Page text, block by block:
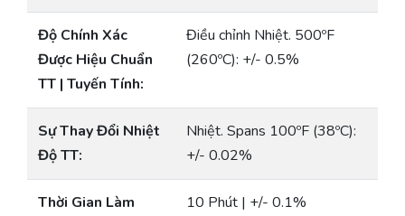
Độ Chính Xác
Được Hiệu Chuẩn
TT | Tuyến Tính:
Điều chỉnh Nhiệt. 500ºF
(260ºC): +/- 0.5%
Sự Thay Đổi Nhiệt
Độ TT:
Nhiệt. Spans 100ºF (38ºC):
+/- 0.02%
Thời Gian Làm
10 Phút | +/- 0.1%